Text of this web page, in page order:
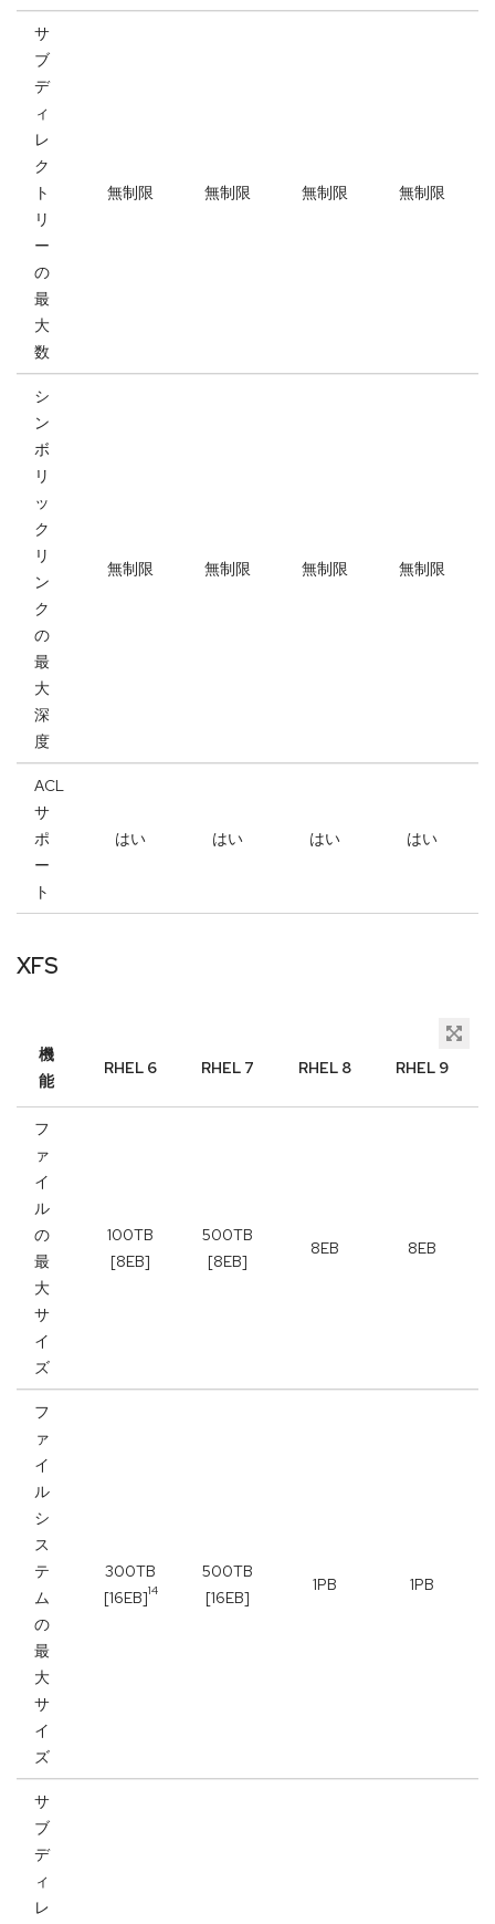
サ
ブ
デ
ィ
レ
ク
ト
リ
ー
の
最
大
数
無制限 無制限 無制限 無制限
シ
ン
ボ
リ
ッ
ク
リ
ン
ク
の
最
大
深
度
無制限 無制限 無制限 無制限
ACL
サ
ポ
ー
ト
はい はい はい はい
XFS
機
能
RHEL 6 RHEL 7 RHEL 8 RHEL 9
フ
ァ
イ
ル
の
最
大
サ
イ
ズ
100TB
[8EB]
500TB
[8EB]
8EB 8EB
フ
ァ
イ
ル
シ
ス
テ
ム
の
最
大
サ
イ
ズ
300TB
[16EB]14
500TB
[16EB]
1PB 1PB
サ
ブ
デ
ィ
レ